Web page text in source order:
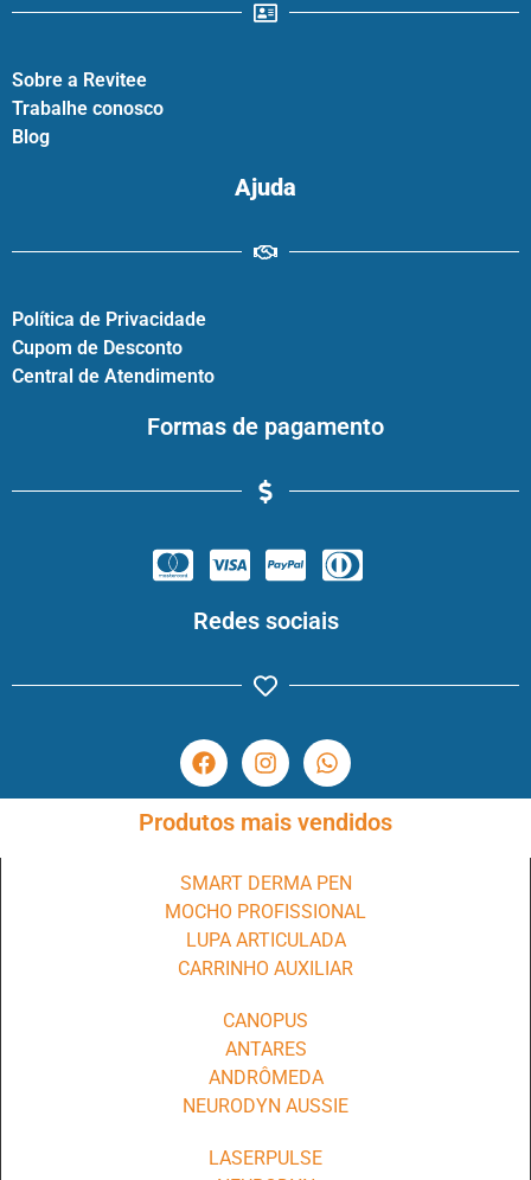
Sobre a Revitee
Trabalhe conosco
Blog
Ajuda
Política de Privacidade
Cupom de Desconto
Central de Atendimento
Formas de pagamento
Redes sociais
Produtos mais vendidos
SMART DERMA PEN
MOCHO PROFISSIONAL
LUPA ARTICULADA
CARRINHO AUXILIAR
CANOPUS
ANTARES
ANDRÔMEDA
NEURODYN AUSSIE
LASERPULSE